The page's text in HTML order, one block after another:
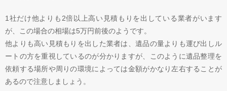
1社だけ他よりも2倍以上高い見積もりを出している業者がいます
が、この場合の相場は5万円前後のようです。
他よりも高い見積もりを出した業者は、遺品の量よりも運び出しル
ートの方を重視しているのが分かりますが、このように遺品整理を
依頼する場所や周りの環境によっては金額がかなり左右することが
あるので注意しましょう。